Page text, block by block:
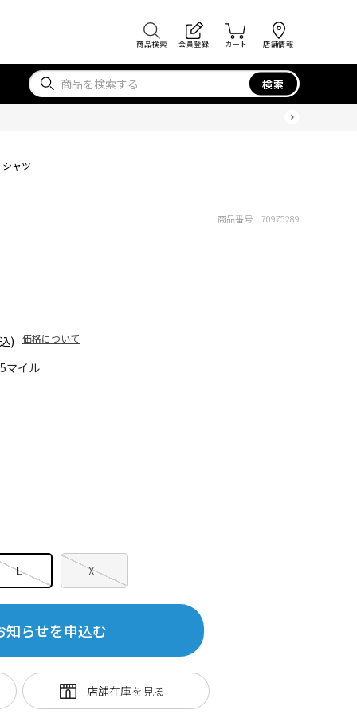
商品検索 会員登録 カート 店舗情報
検索
シャツ
マイル
) 価格について
L XL
知らせを申込む
商品番号： 70975289